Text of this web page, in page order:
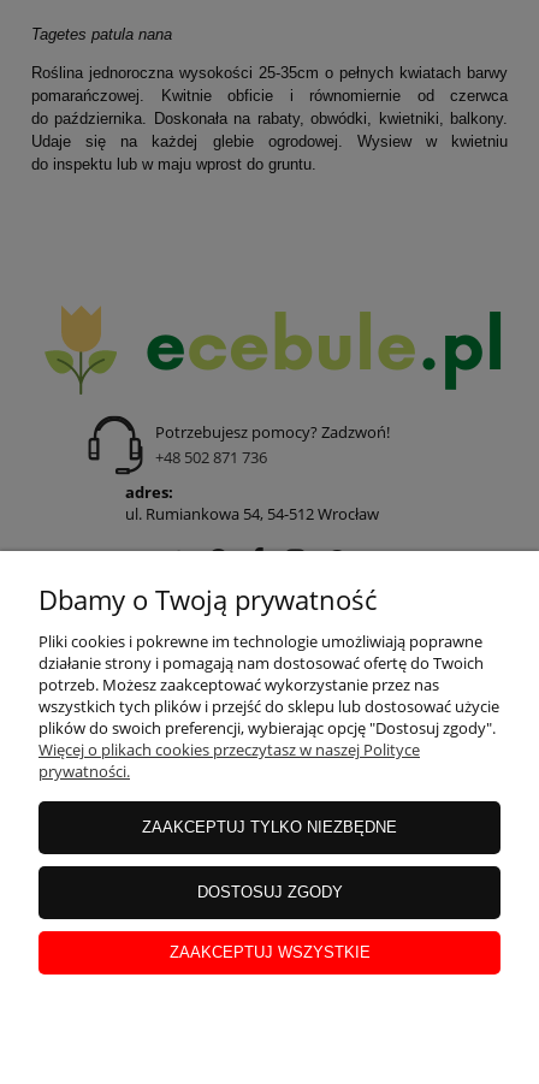
Tagetes patula nana
Roślina jednoroczna wysokości 25-35cm o pełnych kwiatach barwy
pomarańczowej. Kwitnie obficie i równomiernie od czerwca
do października. Doskonała na rabaty, obwódki, kwietniki, balkony.
Udaje się na każdej glebie ogrodowej. Wysiew w kwietniu
do inspektu lub w maju wprost do gruntu.
Potrzebujesz pomocy? Zadzwoń!
+48 502 871 736
adres:
ul. Rumiankowa 54, 54-512 Wrocław
POMOC
MOJE KONTO
PŁATNOŚCI I DOSTAWA
INFORMACJE
O NAS
Dbamy o Twoją prywatność
Pliki cookies i pokrewne im technologie umożliwiają poprawne
działanie strony i pomagają nam dostosować ofertę do Twoich
potrzeb. Możesz zaakceptować wykorzystanie przez nas
wszystkich tych plików i przejść do sklepu lub dostosować użycie
plików do swoich preferencji, wybierając opcję "Dostosuj zgody".
Więcej o plikach cookies przeczytasz w naszej Polityce
prywatności.
ZAAKCEPTUJ TYLKO NIEZBĘDNE
DOSTOSUJ ZGODY
ZAAKCEPTUJ WSZYSTKIE